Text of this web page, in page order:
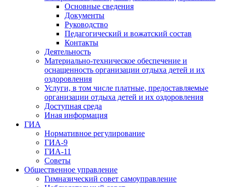
Основные сведения
Документы
Руководство
Педагогический и вожатский состав
Контакты
Деятельность
Материально-техническое обеспечение и
оснащенность организации отдыха детей и их
оздоровления
Услуги, в том числе платные, предоставляемые
организации отдыха детей и их оздоровления
Доступная среда
Иная информация
ГИА
Нормативное регулирование
ГИА-9
ГИА-11
Советы
Общественное управление
Гимназический совет самоуправление